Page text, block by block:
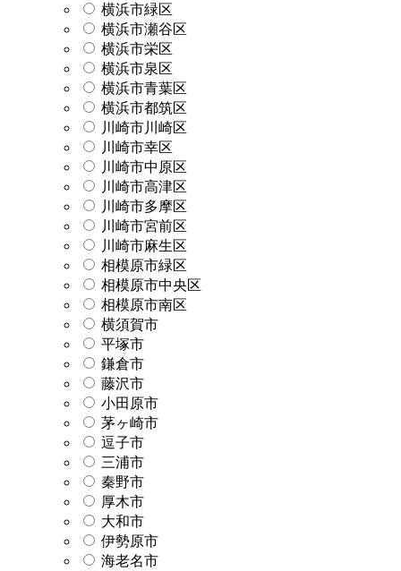
横浜市緑区
横浜市瀬谷区
横浜市栄区
横浜市泉区
横浜市青葉区
横浜市都筑区
川崎市川崎区
川崎市幸区
川崎市中原区
川崎市高津区
川崎市多摩区
川崎市宮前区
川崎市麻生区
相模原市緑区
相模原市中央区
相模原市南区
横須賀市
平塚市
鎌倉市
藤沢市
小田原市
茅ヶ崎市
逗子市
三浦市
秦野市
厚木市
大和市
伊勢原市
海老名市